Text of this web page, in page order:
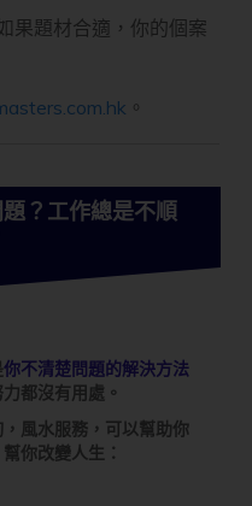
果題材合適，你的個案
。
？工作總是不順
你不清楚問題的解決方法
都沒有用處。
風水服務，可以幫助你
你改變人生：